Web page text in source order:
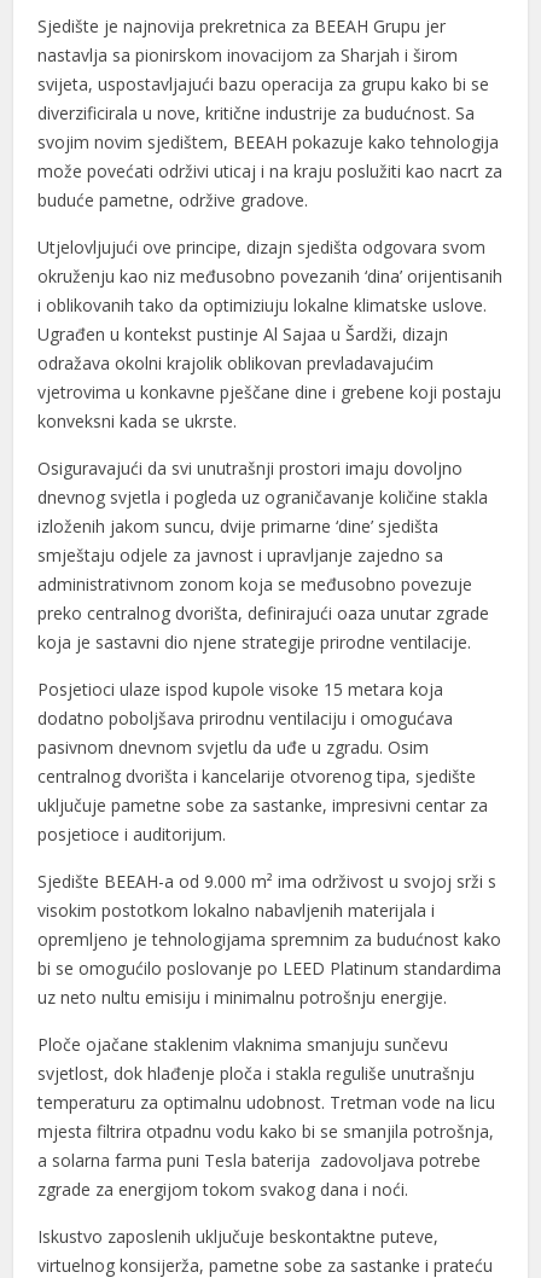
Sjedište je najnovija prekretnica za BEEAH Grupu jer
nastavlja sa pionirskom inovacijom za Sharjah i širom
svijeta, uspostavljajući bazu operacija za grupu kako bi se
diverzificirala u nove, kritične industrije za budućnost. Sa
svojim novim sjedištem, BEEAH pokazuje kako tehnologija
može povećati održivi uticaj i na kraju poslužiti kao nacrt za
buduće pametne, održive gradove.
Utjelovljujući ove principe, dizajn sjedišta odgovara svom
okruženju kao niz međusobno povezanih ‘dina’ orijentisanih
i oblikovanih tako da optimiziuju lokalne klimatske uslove.
Ugrađen u kontekst pustinje Al Sajaa u Šardži, dizajn
odražava okolni krajolik oblikovan prevladavajućim
vjetrovima u konkavne pješčane dine i grebene koji postaju
konveksni kada se ukrste.
Osiguravajući da svi unutrašnji prostori imaju dovoljno
dnevnog svjetla i pogleda uz ograničavanje količine stakla
izloženih jakom suncu, dvije primarne ‘dine’ sjedišta
smještaju odjele za javnost i upravljanje zajedno sa
administrativnom zonom koja se međusobno povezuje
preko centralnog dvorišta, definirajući oaza unutar zgrade
koja je sastavni dio njene strategije prirodne ventilacije.
Posjetioci ulaze ispod kupole visoke 15 metara koja
dodatno poboljšava prirodnu ventilaciju i omogućava
pasivnom dnevnom svjetlu da uđe u zgradu. Osim
centralnog dvorišta i kancelarije otvorenog tipa, sjedište
uključuje pametne sobe za sastanke, impresivni centar za
posjetioce i auditorijum.
Sjedište BEEAH-a od 9.000 m² ima održivost u svojoj srži s
visokim postotkom lokalno nabavljenih materijala i
opremljeno je tehnologijama spremnim za budućnost kako
bi se omogućilo poslovanje po LEED Platinum standardima
uz neto nultu emisiju i minimalnu potrošnju energije.
Ploče ojačane staklenim vlaknima smanjuju sunčevu
svjetlost, dok hlađenje ploča i stakla reguliše unutrašnju
temperaturu za optimalnu udobnost. Tretman vode na licu
mjesta filtrira otpadnu vodu kako bi se smanjila potrošnja,
a solarna farma puni Tesla baterija zadovoljava potrebe
zgrade za energijom tokom svakog dana i noći.
Iskustvo zaposlenih uključuje beskontaktne puteve,
virtuelnog konsijerža, pametne sobe za sastanke i prateću